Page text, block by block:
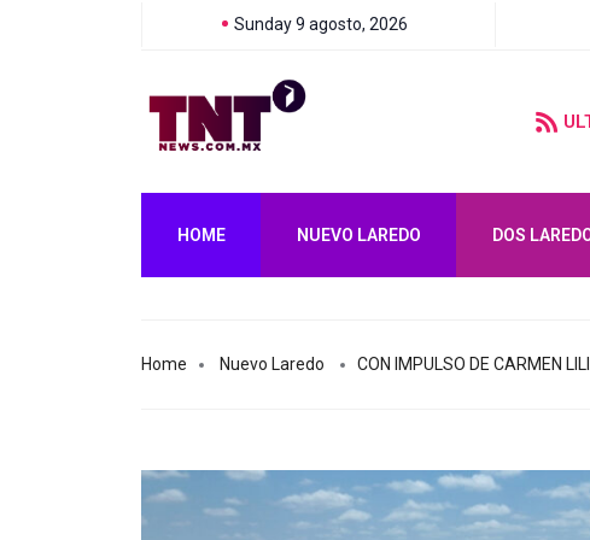
Sunday 9 agosto, 2026
CARMEN LILIA CANTUROSAS TRANSFORMA IMPORTANTE VIALIDAD AL
HOME NUEVO LAREDO DOS
Home Nuevo Laredo CON IMPULSO DE CARMEN